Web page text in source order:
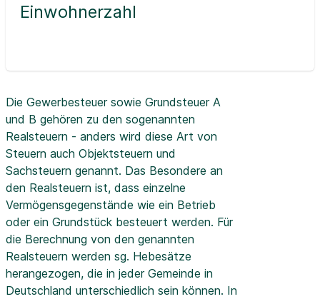
Einwohnerzahl
Die Gewerbesteuer sowie Grundsteuer A
und B gehören zu den sogenannten
Realsteuern - anders wird diese Art von
Steuern auch Objektsteuern und
Sachsteuern genannt. Das Besondere an
den Realsteuern ist, dass einzelne
Vermögensgegenstände wie ein Betrieb
oder ein Grundstück besteuert werden. Für
die Berechnung von den genannten
Realsteuern werden sg. Hebesätze
herangezogen, die in jeder Gemeinde in
Deutschland unterschiedlich sein können. In